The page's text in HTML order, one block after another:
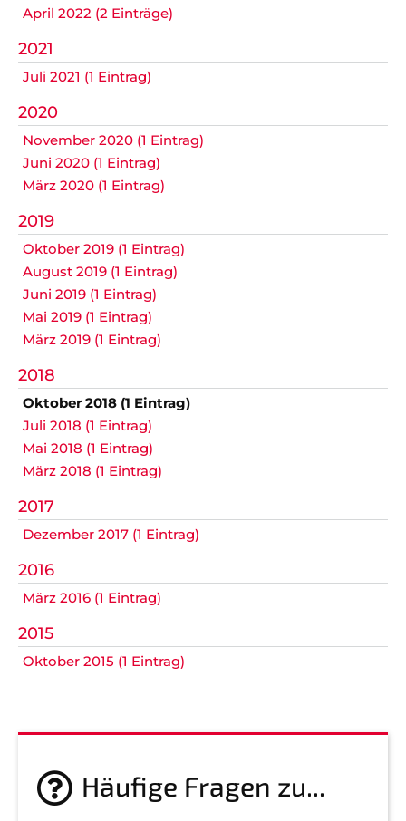
April 2022 (2 Einträge)
2021
Juli 2021 (1 Eintrag)
2020
November 2020 (1 Eintrag)
Juni 2020 (1 Eintrag)
März 2020 (1 Eintrag)
2019
Oktober 2019 (1 Eintrag)
August 2019 (1 Eintrag)
Juni 2019 (1 Eintrag)
Mai 2019 (1 Eintrag)
März 2019 (1 Eintrag)
2018
Oktober 2018 (1 Eintrag)
Juli 2018 (1 Eintrag)
Mai 2018 (1 Eintrag)
März 2018 (1 Eintrag)
2017
Dezember 2017 (1 Eintrag)
2016
März 2016 (1 Eintrag)
2015
Oktober 2015 (1 Eintrag)
Häufige Fragen zu...